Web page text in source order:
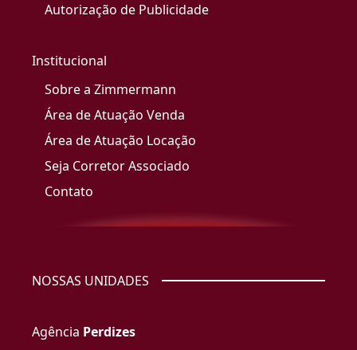
Autorização de Publicidade
Institucional
Sobre a Zimmermann
Área de Atuação Venda
Área de Atuação Locação
Seja Corretor Associado
Contato
NOSSAS UNIDADES
Agência Perdizes